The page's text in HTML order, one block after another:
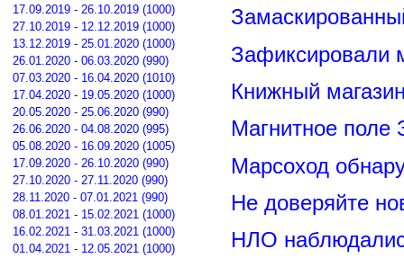
17.09.2019 - 26.10.2019 (1000)
27.10.2019 - 12.12.2019 (1000)
13.12.2019 - 25.01.2020 (1000)
26.01.2020 - 06.03.2020 (990)
07.03.2020 - 16.04.2020 (1010)
17.04.2020 - 19.05.2020 (1000)
20.05.2020 - 25.06.2020 (990)
26.06.2020 - 04.08.2020 (995)
05.08.2020 - 16.09.2020 (1005)
17.09.2020 - 26.10.2020 (990)
27.10.2020 - 27.11.2020 (990)
28.11.2020 - 07.01.2021 (990)
08.01.2021 - 15.02.2021 (1000)
16.02.2021 - 31.03.2021 (1000)
01.04.2021 - 12.05.2021 (1000)
Зафиксировали
Книжный
Магнитное поле
Марсоход
Не доверяйте
НЛО